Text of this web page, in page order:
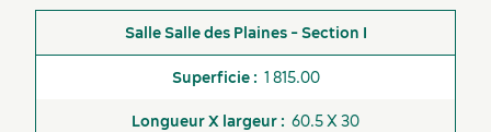
Internet sans fil gratuit
Salle des Plaines - Section I
1 815.00
60.5 X 30